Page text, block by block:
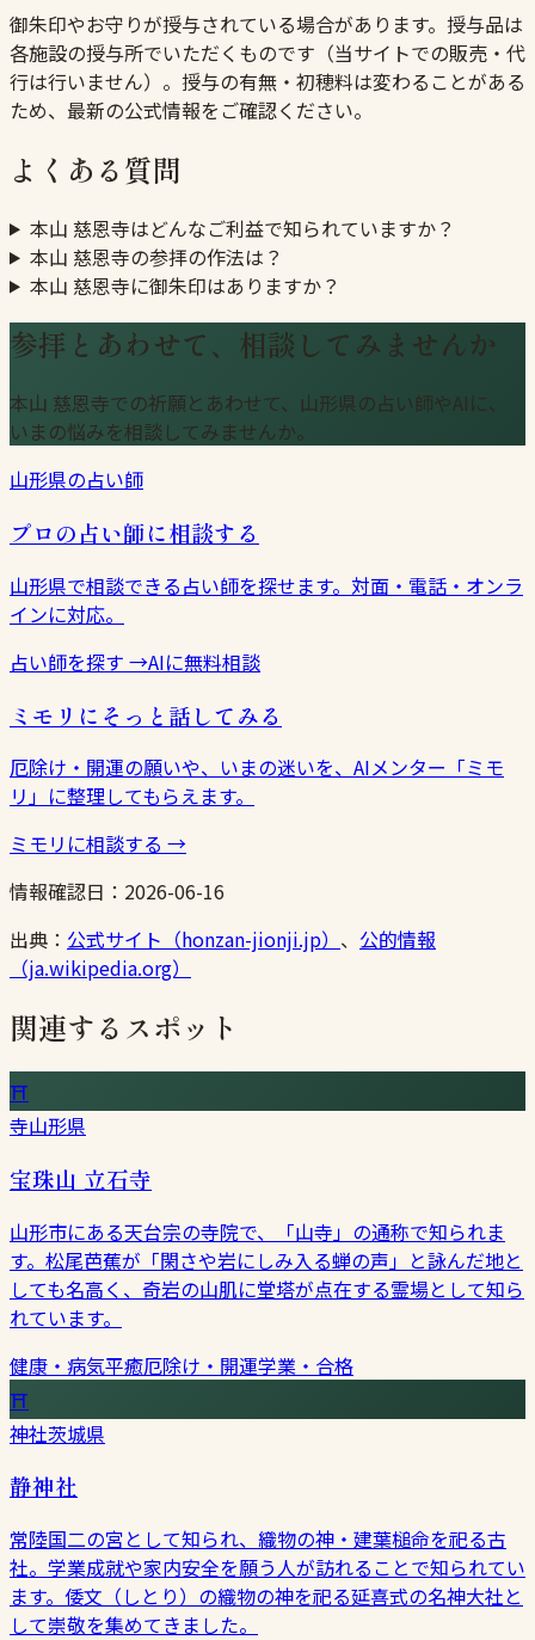
御朱印やお守りが授与されている場合があります。授与品は
各施設の授与所でいただくものです（当サイトでの販売・代
行は行いません）。授与の有無・初穂料は変わることがある
ため、最新の公式情報をご確認ください。
よくある質問
本山 慈恩寺はどんなご利益で知られていますか？
本山 慈恩寺の参拝の作法は？
本山 慈恩寺に御朱印はありますか？
参拝とあわせて、相談してみませんか
本山 慈恩寺での祈願とあわせて、山形県の占い師やAIに、
いまの悩みを相談してみませんか。
山形県の占い師
プロの占い師に相談する
山形県で相談できる占い師を探せます。対面・電話・オンラ
インに対応。
占い師を探す →AIに無料相談
ミモリにそっと話してみる
厄除け・開運の願いや、いまの迷いを、AIメンター「ミモ
リ」に整理してもらえます。
ミモリに相談する →
情報確認日： 2026-06-16
出典： 公式サイト（honzan-jionji.jp） 、 公的情報
（ja.wikipedia.org）
関連するスポット
⛩
寺山形県
宝珠山 立石寺
山形市にある天台宗の寺院で、「山寺」の通称で知られま
す。松尾芭蕉が「閑さや岩にしみ入る蝉の声」と詠んだ地と
しても名高く、奇岩の山肌に堂塔が点在する霊場として知ら
れています。
健康・病気平癒厄除け・開運学業・合格
⛩
神社茨城県
静神社
常陸国二の宮として知られ、織物の神・建葉槌命を祀る古
社。学業成就や家内安全を願う人が訪れることで知られてい
ます。倭文（しとり）の織物の神を祀る延喜式の名神大社と
して崇敬を集めてきました。